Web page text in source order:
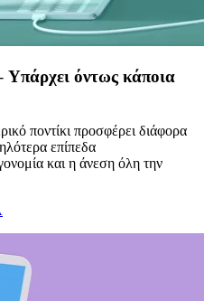
Υπάρχει όντως κάποια
ποντίκι προσφέρει διάφορα
επίπεδα
και η άνεση όλη την